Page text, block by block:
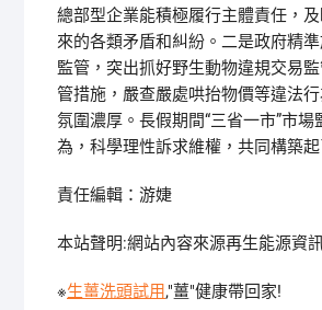
總部型企業能積極履行主體責任，
來的各類矛盾和糾紛。二是政府精
監管，突出抓好野生動物違規交易
管措施，嚴查嚴處哄抬物價等違法
氛圍濃厚。長假期間“三省一市”市
為，科學理性訴求維權，共同構築
責任編輯：游婕
本站聲明:網站內容來源再生能源資
※生薑洗頭試用,"薑"健康帶回家!